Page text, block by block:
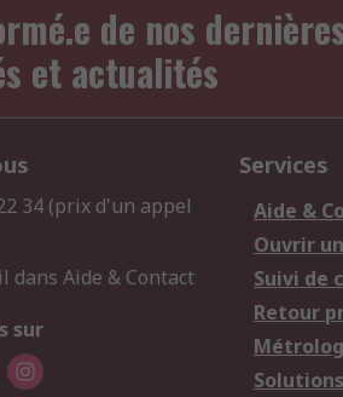
de nos
et actualités
34 (prix d'un appel
dans Aide & Contact
sur
Services
Aide &
Ouvrir
Suivi de
Retour